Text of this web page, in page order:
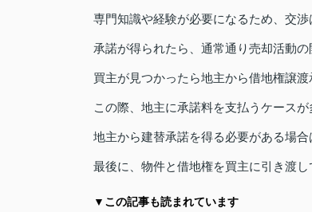
専門知識や経験が必要になるため、交
承諾が得られたら、通常通り売却活動の
買主が見つかったら地主から借地権譲
この際、地主に承諾料を支払うケースが
地主から建替承諾を得る必要がある場
最後に、物件と借地権を買主に引き渡し
▼この記事も読まれています